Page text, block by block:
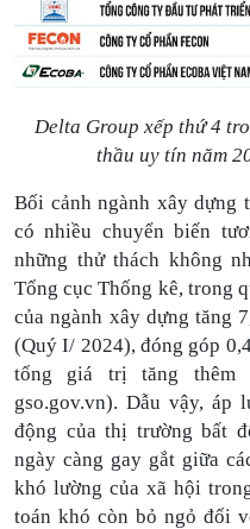
Delta Group xếp thứ 4
thầu uy tín năm
Bối cảnh ngành xây dựng
có nhiều chuyển biến
những thử thách không
Tổng cục Thống kê, trong
củangành xây dựng tăng
(Quý I/ 2024), đóng góp
tổng giá trị tăng thêm
gso.gov.vn). Dẫu vậy,áp
động của thị trường bất
ngày càng gay gắt giữa
khó lường của xã hội
toán khó còn bỏ ngỏ đối